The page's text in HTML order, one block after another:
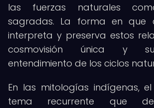
las fuerzas naturales
sagradas. La forma en que
interpreta y preserva estos
cosmovisión única y
entendimiento de los ciclos
En las mitologías indígenas,
tema recurrente que